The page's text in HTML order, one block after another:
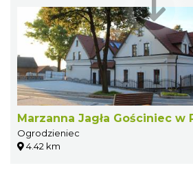
Marzanna Jagła Gościniec w
Ogrodzieniec
4.42 km